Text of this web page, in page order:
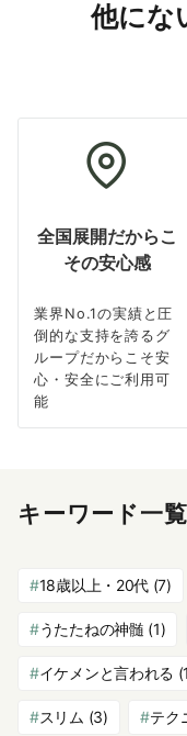
他にな
全国展開だからこ
その安心感
業界No.1の実績と圧
倒的な支持を誇るグ
ループだからこそ安
心・安全にご利用可
能
キーワード一覧
18歳以上・20代 (7)
うたたねの神髄 (1)
イケメンと言われる
スリム (3) テク